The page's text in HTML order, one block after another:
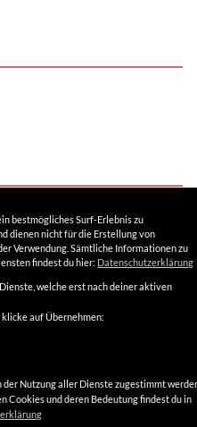
bestmögliches Surf-Erlebnis zu
dienen nicht für die Erstellung von
Verwendung. Sämtliche Informationen zu
findest du hier: Datenschutzerklärung
welche erst nach deiner aktiven
auf Übernehmen:
Nutzung aller Dienste zugestimmt
Cookies und deren Bedeutung findest du in